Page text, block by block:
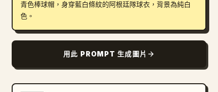
青色棒球帽，身穿藍白條紋的阿根廷隊球衣，背景為純白
色。
用此 PROMPT 生成圖片